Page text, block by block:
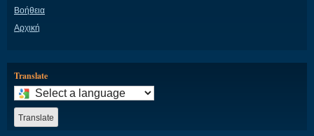
Βοήθεια
Αρχική
Translate
Select
language
to
Translate